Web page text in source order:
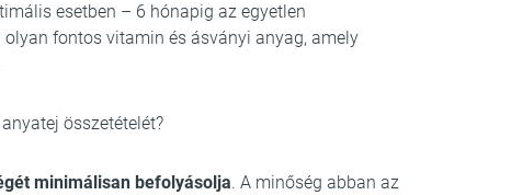
esetben – 6 hónapig az egyetlen
fontos vitamin és ásványi anyag, amely
összetételét?
minimálisan befolyásolja. A minőség abban az